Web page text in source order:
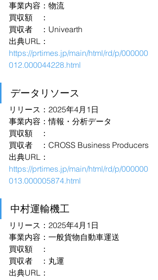
事業内容：物流
買収額　：
買収者　：Univearth
出典URL：
https://prtimes.jp/main/html/rd/p/000000
012.000044228.html
データリソース
リリース：2025年4月1日
事業内容：情報・分析データ
買収額　：
買収者　：CROSS Business Producers
出典URL：
https://prtimes.jp/main/html/rd/p/000000
013.000005874.html
中村運輸機工
リリース：2025年4月1日
事業内容：一般貨物自動車運送
買収額　：
買収者　：丸運
出典URL：